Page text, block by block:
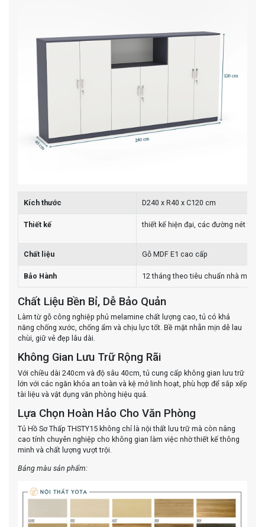
Kích thước D240 x R40 x C120 cm
Thiết kế thiết kế hiện đại, các đường nét tinh
Chất liệu Gỗ MDF E1 cao cấp
Bảo Hành 12 tháng theo tiêu chuẩn nhà máy
Chất Liệu Bền Bỉ, Dễ Bảo Quản
Làm từ gỗ công nghiệp phủ melamine chất lượng cao, tủ có khả
năng chống xước, chống ẩm và chịu lực tốt. Bề mặt nhẵn mịn dễ lau
chùi, giữ vẻ đẹp lâu dài.
Không Gian Lưu Trữ Rộng Rãi
Với chiều dài 240cm và độ sâu 40cm, tủ cung cấp không gian lưu trữ
lớn với các ngăn khóa an toàn và kệ mở linh hoạt, phù hợp để sắp xếp
tài liệu và vật dụng văn phòng hiệu quả.
Lựa Chọn Hoàn Hảo Cho Văn Phòng
Tủ Hồ Sơ Thấp THSTY15 không chỉ là nội thất lưu trữ mà còn nâng
cao tính chuyên nghiệp cho không gian làm việc nhờ thiết kế thông
minh và chất lượng vượt trội.
Bảng màu sản phẩm: